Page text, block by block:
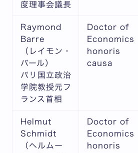
度理事会議長
Raymond
Barre
（レイモン・
バール）
パリ国立政治
学院教授元フ
ランス首相
Doctor of
Economics
honoris
causa
Helmut
Schmidt
（ヘルムー
Doctor of
Economics
honoris